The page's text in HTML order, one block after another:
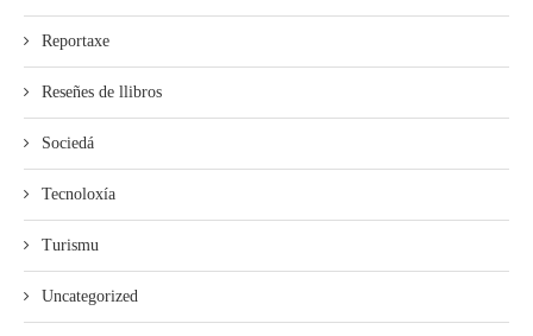
Reportaxe
Reseñes de llibros
Sociedá
Tecnoloxía
Turismu
Uncategorized